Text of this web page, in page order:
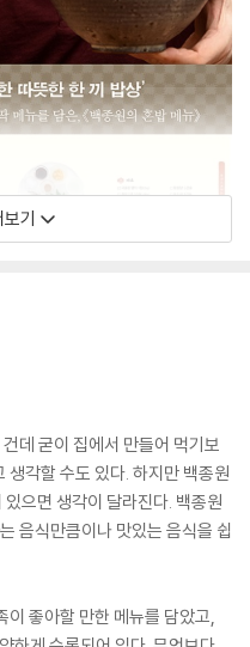
기
데 굳이 집에서 만들어 먹기보
생각할 수도 있다. 하지만 백종원
있으면 생각이 달라진다. 백종원
음식만큼이나 맛있는 음식을 쉽
좋아할 만한 메뉴를 담았고,